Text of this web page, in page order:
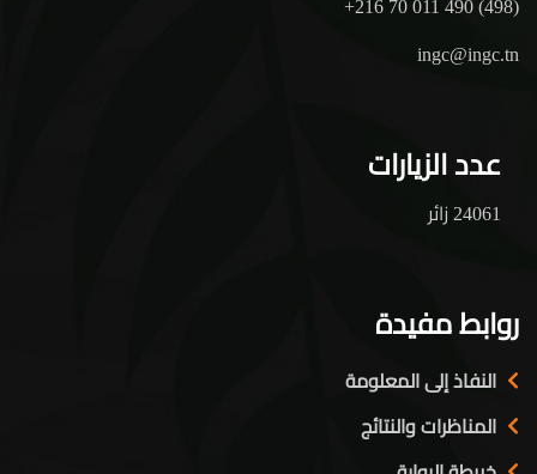
+216 70 011 490 (498)
ingc@ingc.tn
عدد الزيارات
24061 زائر
روابط مفيدة
النفاذ إلى المعلومة
المناظرات والنتائج